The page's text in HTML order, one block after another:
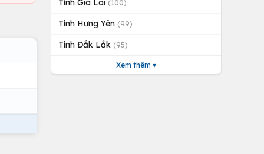
Tỉnh Gia Lai (100)
Tỉnh Hưng Yên (99)
Tỉnh Đắk Lắk (95)
Xem thêm ▾